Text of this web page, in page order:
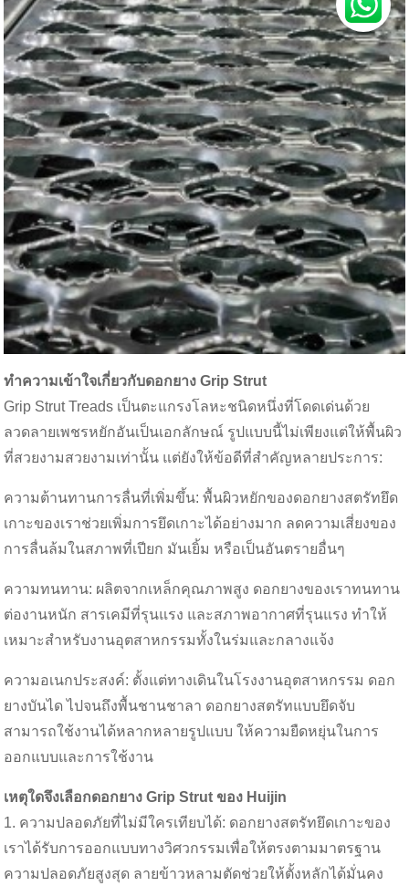
ทำความเข้าใจเกี่ยวกับดอกยาง Grip Strut
Grip Strut Treads เป็นตะแกรงโลหะชนิดหนึ่งที่โดดเด่นด้วย
ลวดลายเพชรหยักอันเป็นเอกลักษณ์ รูปแบบนี้ไม่เพียงแต่ให้พื้นผิว
ที่สวยงามสวยงามเท่านั้น แต่ยังให้ข้อดีที่สำคัญหลายประการ:
ความต้านทานการลื่นที่เพิ่มขึ้น: พื้นผิวหยักของดอกยางสตรัทยึด
เกาะของเราช่วยเพิ่มการยึดเกาะได้อย่างมาก ลดความเสี่ยงของ
การลื่นล้มในสภาพที่เปียก มันเยิ้ม หรือเป็นอันตรายอื่นๆ
ความทนทาน: ผลิตจากเหล็กคุณภาพสูง ดอกยางของเราทนทาน
ต่องานหนัก สารเคมีที่รุนแรง และสภาพอากาศที่รุนแรง ทำให้
เหมาะสำหรับงานอุตสาหกรรมทั้งในร่มและกลางแจ้ง
ความอเนกประสงค์: ตั้งแต่ทางเดินในโรงงานอุตสาหกรรม ดอก
ยางบันได ไปจนถึงพื้นชานชาลา ดอกยางสตรัทแบบยึดจับ
สามารถใช้งานได้หลากหลายรูปแบบ ให้ความยืดหยุ่นในการ
ออกแบบและการใช้งาน
เหตุใดจึงเลือกดอกยาง Grip Strut ของ Huijin
1. ความปลอดภัยที่ไม่มีใครเทียบได้: ดอกยางสตรัทยึดเกาะของ
เราได้รับการออกแบบทางวิศวกรรมเพื่อให้ตรงตามมาตรฐาน
ความปลอดภัยสูงสุด ลายข้าวหลามตัดช่วยให้ตั้งหลักได้มั่นคง